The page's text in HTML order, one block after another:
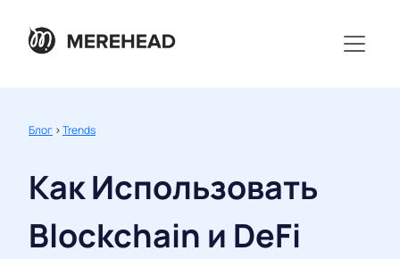
Блог >Trends
Как Использовать
Blockchain и DeFi